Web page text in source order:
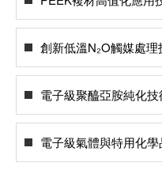
創新低溫N₂O觸媒處理
電子級聚醯亞胺純化
電子級氣體與特用化